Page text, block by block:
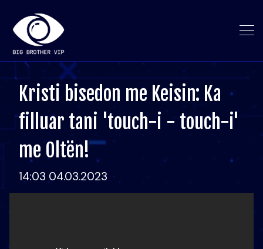
Kristi bisedon me Keisin: Ka
filluar tani 'touch-i - touch-i'
me Oltën!
14:03 04.03.2023